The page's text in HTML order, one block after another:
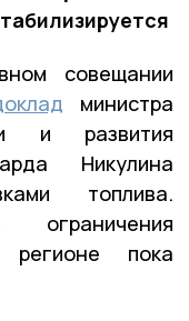
совещании
министра
и развития
Никулина
топлива.
ограничения
пока